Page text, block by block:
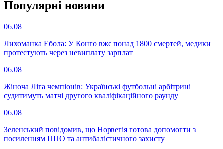
Популярнi новини
06.08
Лихоманка Ебола: У Конго вже понад 1800 смертей, медики
протестують через невиплату зарплат
06.08
Жіноча Ліга чемпіонів: Українські футбольні арбітрині
судитимуть матчі другого кваліфікаційного раунду
06.08
Зеленський повідомив, що Норвегія готова допомогти з
посиленням ППО та антибалістичного захисту